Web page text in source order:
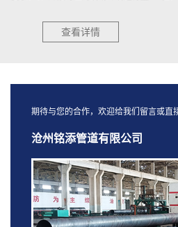
表面除锈等级检验,用GB/T···
查看详情
有
期待与您的合作，欢迎给我们留言或直
沧州铭添管道有限公司